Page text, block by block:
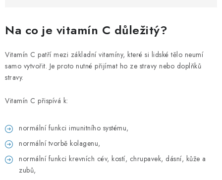
Na co je vitamín C důležitý?
Vitamín C patří mezi základní vitamíny, které si lidské tělo neumí
samo vytvořit. Je proto nutné přijímat ho ze stravy nebo doplňků
stravy.
Vitamín C přispívá k:
normální funkci imunitního systému,
normální tvorbě kolagenu,
normální funkci krevních cév, kostí, chrupavek, dásní, kůže a
zubů,